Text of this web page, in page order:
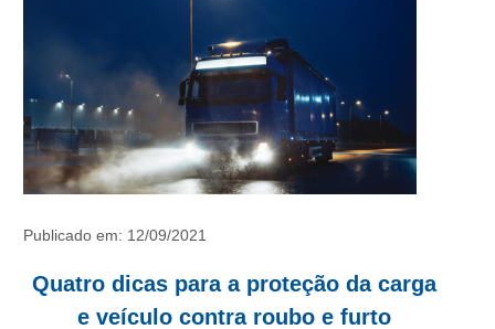
PARCERIAS
Mobilidade
Conheça
Publicado em: 12/09/2021
Quatro dicas para a proteção da carga
e veículo contra roubo e furto